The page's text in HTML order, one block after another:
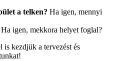
a telken? Ha igen, mennyi
Ha igen, mekkora helyet foglal?
kezdjük a tervezést és